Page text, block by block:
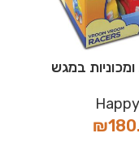
במגש
₪